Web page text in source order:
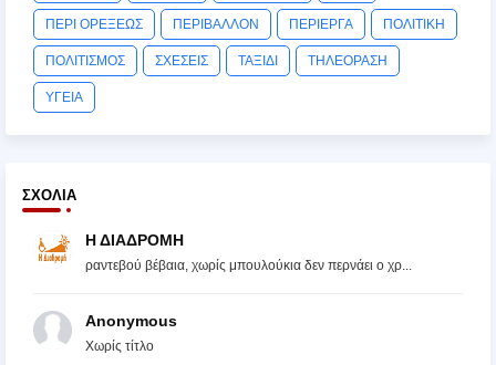
ΠΕΡΙ ΟΡΕΞΕΩΣ ΠΕΡΙΒΑΛΛΟΝ ΠΕΡΙΕΡΓΑ ΠΟΛΙΤΙΚΗ
ΠΟΛΙΤΙΣΜΟΣ ΣΧΕΣΕΙΣ ΤΑΞΙΔΙ ΤΗΛΕΟΡΑΣΗ
ΥΓΕΙΑ
ΣΧΌΛΙΑ
Η ΔΙΑΔΡΟΜΗ
ραντεβού βέβαια, χωρίς μπουλούκια δεν περνάει ο χρ...
Anonymous
Χωρίς τίτλο